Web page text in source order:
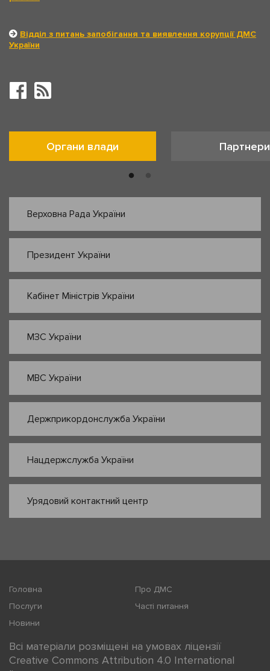
Відділ з питань запобігання та виявлення корупції ДМС
України
Органи влади Партнери
Верховна Рада України
Президент України
Кабінет Міністрів України
МЗС України
МВС України
Держприкордонслужба України
Нацдержслужба України
Урядовий контактний центр
Головна
Про ДМС
Послуги
Часті питання
Новини
Всі матеріали розміщені на умовах ліцензії
Creative Commons Attribution 4.0 International